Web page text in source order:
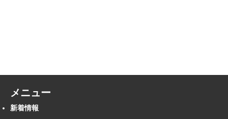
メニュー
新着情報